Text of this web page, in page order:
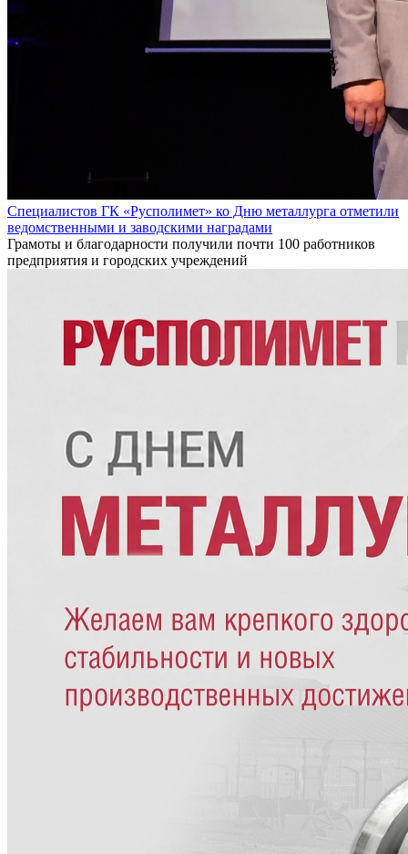
Специалистов ГК «Русполимет» ко Дню металлурга отметили
ведомственными и заводскими наградами
Грамоты и благодарности получили почти 100 работников
предприятия и городских учреждений